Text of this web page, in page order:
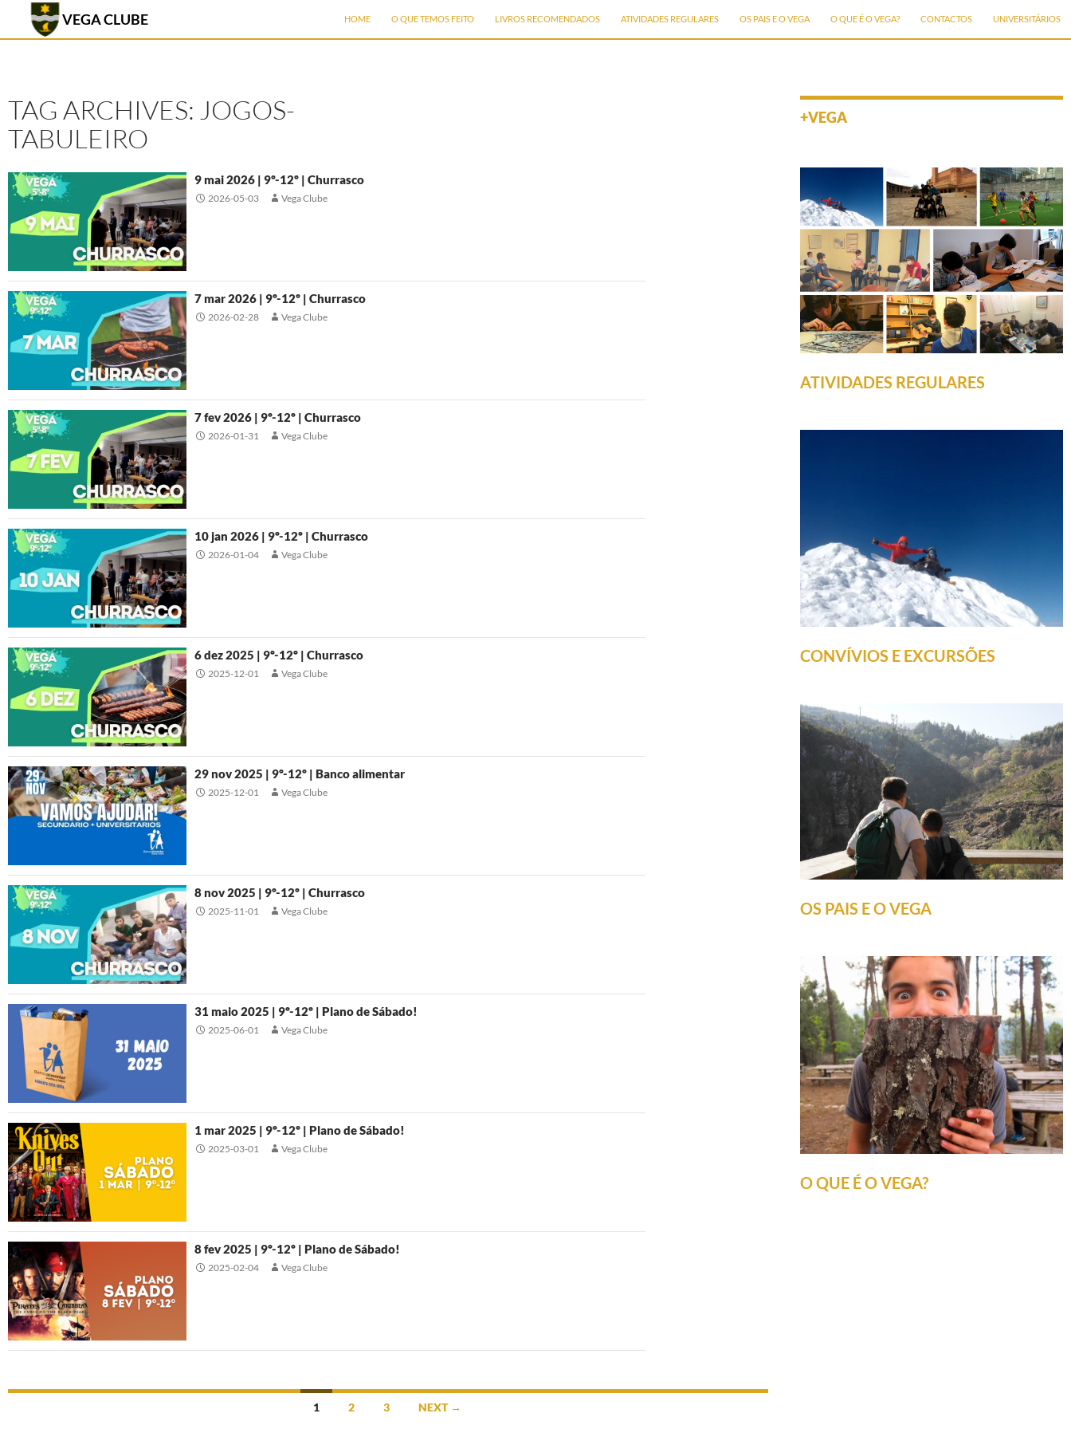
VEGA CLUBE
HOME
O QUE TEMOS FEITO LIVROS RECOMENDADOS ATIVIDADES REGULARES OS PAIS E O VEGA O QUE É O VEGA? CONTACTOS UNIVERSITÁRIOS
TAG ARCHIVES: JOGOS-
TABULEIRO
9 mai 2026 | 9º-12º | Churrasco
2026-05-03 Vega Clube
7 mar 2026 | 9º-12º | Churrasco
2026-02-28 Vega Clube
7 fev 2026 | 9º-12º | Churrasco
2026-01-31 Vega Clube
10 jan 2026 | 9º-12º | Churrasco
2026-01-04 Vega Clube
6 dez 2025 | 9º-12º | Churrasco
2025-12-01 Vega Clube
29 nov 2025 | 9º-12º | Banco alimentar
2025-12-01 Vega Clube
8 nov 2025 | 9º-12º | Churrasco
2025-11-01 Vega Clube
31 maio 2025 | 9º-12º | Plano de Sábado!
2025-06-01 Vega Clube
1 mar 2025 | 9º-12º | Plano de Sábado!
2025-03-01 Vega Clube
8 fev 2025 | 9º-12º | Plano de Sábado!
2025-02-04 Vega Clube
1 2 3 NEXT →
+VEGA
ATIVIDADES REGULARES
CONVÍVIOS E EXCURSÕES
OS PAIS E O VEGA
O QUE É O VEGA?